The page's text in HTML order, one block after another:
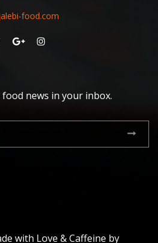
food.com
news in your inbox.
with Love & Caffeine by